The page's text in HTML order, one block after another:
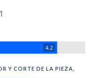
4.2
Y CORTE DE LA PIEZA,